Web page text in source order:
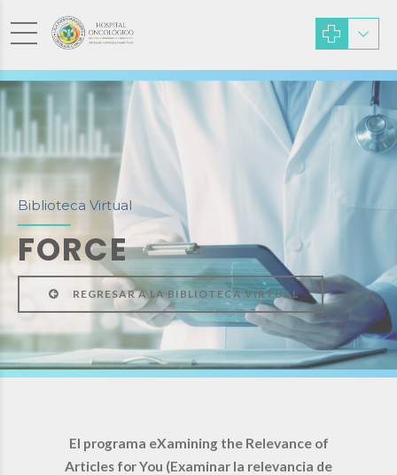
Biblioteca Virtual
FORCE
REGRESAR A LA BIBLIOTECA VIRTUAL
El programa eXamining the Relevance of
Articles for You (Examinar la relevancia de